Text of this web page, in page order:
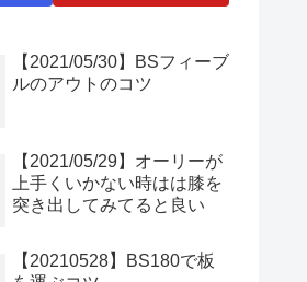
【2021/05/30】BSフィーブ
ルのアウトのコツ
【2021/05/29】オーリーが
上手くいかない時はは膝を
突き出してみてると良い
【20210528】BS180で板